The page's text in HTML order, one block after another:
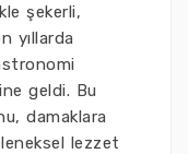
şekerli,
yıllarda
geldi. Bu
damaklara
lezzet